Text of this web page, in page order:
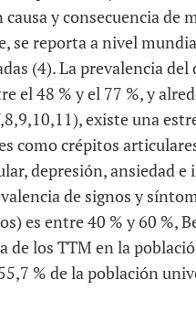
y consecuencia de
se reporta a nivel
(4). La prevalencia del
el 48 % y el 77 %, y
existe una
como crépitos
depresión, ansiedad e
de signos y
es entre 40 % y 60 %,
los TTM en la
% de la población